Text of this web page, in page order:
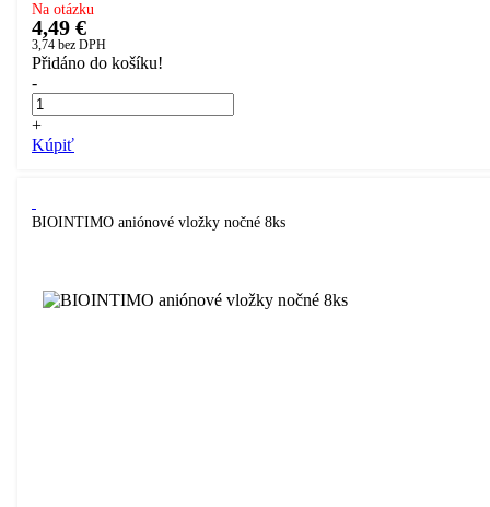
Na otázku
4,49 €
3,74 bez DPH
Přidáno do košíku!
-
+
Kúpiť
BIOINTIMO aniónové vložky nočné 8ks